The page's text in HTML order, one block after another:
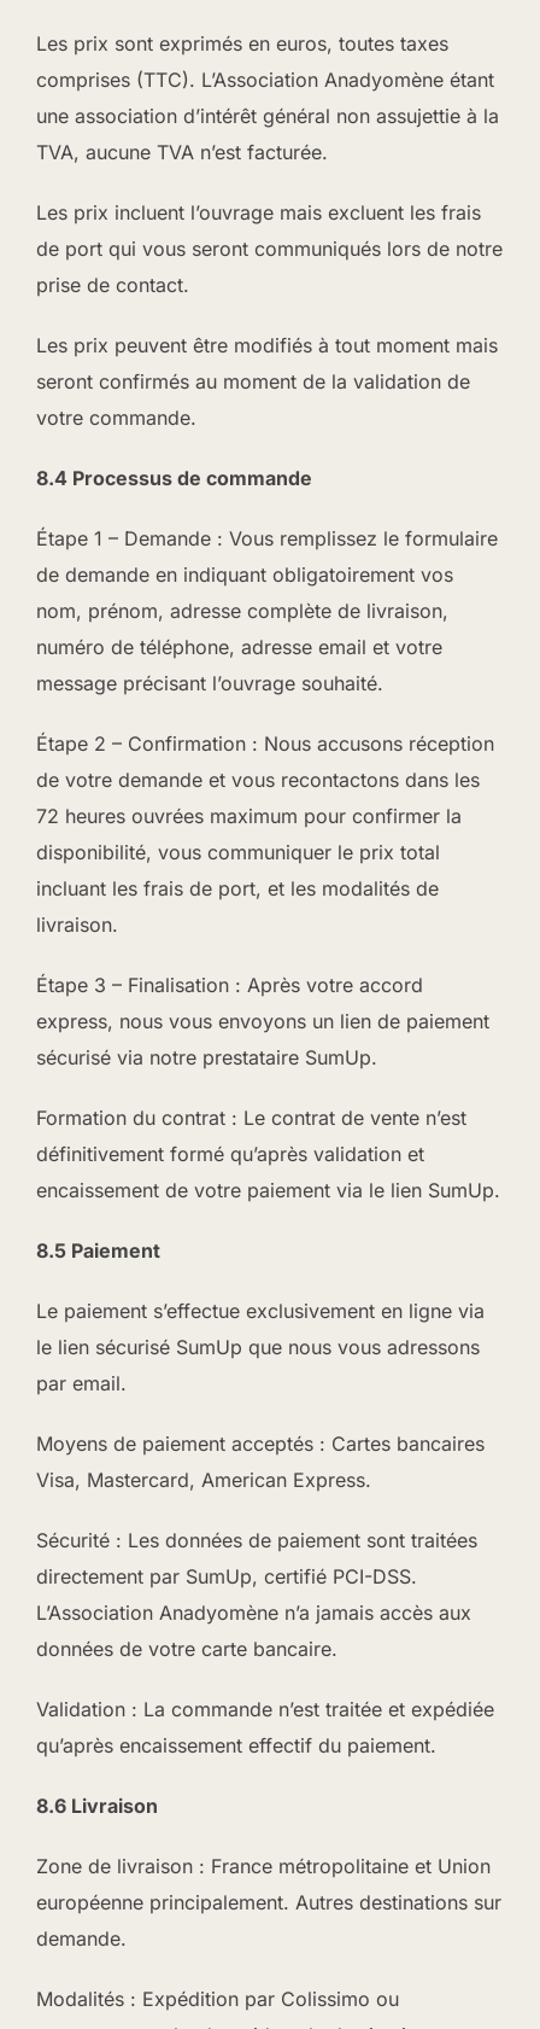
Les prix sont exprimés en euros, toutes taxes
comprises (TTC). L’Association Anadyomène étant
une association d’intérêt général non assujettie à la
TVA, aucune TVA n’est facturée.
Les prix incluent l’ouvrage mais excluent les frais
de port qui vous seront communiqués lors de notre
prise de contact.
Les prix peuvent être modifiés à tout moment mais
seront confirmés au moment de la validation de
votre commande.
8.4 Processus de commande
Étape 1 – Demande : Vous remplissez le formulaire
de demande en indiquant obligatoirement vos
nom, prénom, adresse complète de livraison,
numéro de téléphone, adresse email et votre
message précisant l’ouvrage souhaité.
Étape 2 – Confirmation : Nous accusons réception
de votre demande et vous recontactons dans les
72 heures ouvrées maximum pour confirmer la
disponibilité, vous communiquer le prix total
incluant les frais de port, et les modalités de
livraison.
Étape 3 – Finalisation : Après votre accord
express, nous vous envoyons un lien de paiement
sécurisé via notre prestataire SumUp.
Formation du contrat : Le contrat de vente n’est
définitivement formé qu’après validation et
encaissement de votre paiement via le lien SumUp.
8.5 Paiement
Le paiement s’effectue exclusivement en ligne via
le lien sécurisé SumUp que nous vous adressons
par email.
Moyens de paiement acceptés : Cartes bancaires
Visa, Mastercard, American Express.
Sécurité : Les données de paiement sont traitées
directement par SumUp, certifié PCI-DSS.
L’Association Anadyomène n’a jamais accès aux
données de votre carte bancaire.
Validation : La commande n’est traitée et expédiée
qu’après encaissement effectif du paiement.
8.6 Livraison
Zone de livraison : France métropolitaine et Union
européenne principalement. Autres destinations sur
demande.
Modalités : Expédition par Colissimo ou